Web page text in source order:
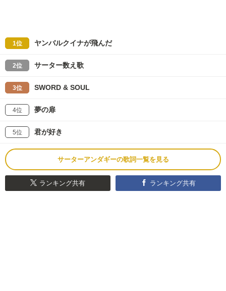
1位 ヤンバルクイナが飛んだ
2位 サーター数え歌
3位 SWORD & SOUL
4位 夢の扉
5位 君が好き
サーターアンダギーの歌詞一覧を見る
ランキング共有 ランキング共有